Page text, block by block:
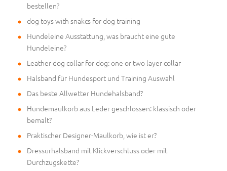
bestellen?
dog toys with snakcs for dog training
Hundeleine Ausstattung, was braucht eine gute
Hundeleine?
Leather dog collar for dog: one or two layer collar
Halsband für Hundesport und Training Auswahl
Das beste Allwetter Hundehalsband?
Hundemaulkorb aus Leder geschlossen: klassisch oder
bemalt?
Praktischer Designer-Maulkorb, wie ist er?
Dressurhalsband mit Klickverschluss oder mit
Durchzugskette?